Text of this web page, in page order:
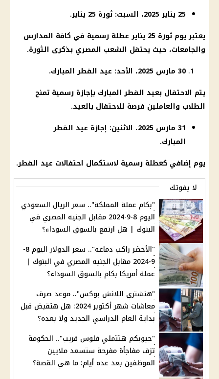
25 يناير 2025، السبت: ثورة 25 يناير.
يعتبر يوم ثورة 25 يناير عطلة رسمية في كافة المدارس
والجامعات، حيث يحتفل الشعب المصري بذكرى الثورة.
30 مارس 2025، الأحد: عيد الفطر المبارك.
يتم الاحتفال بعيد الفطر المبارك بإجازة رسمية تمنح
الطلاب والعاملين فرصة للاحتفال بالعيد.
31 مارس 2025، الاثنين: إجازة عيد الفطر
المبارك.
يوم إضافي كعطلة رسمية لاستكمال احتفالات عيد الفطر.
لا يفوتك
"بكام عملة المملكة".. سعر الريال السعودي
اليوم 8-9-2024 مقابل الجنيه المصري في
البنوك | هل ارتفع بالسوق السوداء؟
"الأخضر راكب دماغه".. سعر الدولار اليوم 8-
9-2024 مقابل الجنيه المصري في البنوك |
عملة أمريكا بكام بالسوق السوداء؟
"هنشتري اللانش بوكس".. موعد صرف
معاشات شهر أكتوبر 2024: هل هتقبض قبل
بداية العام الدراسي الجديد ولا بعده؟
"جيوبكم هتتملي فلوس قريب".. الحكومة
تزف مفاجأة مفرحة ستسعد ملايين
الموظفين بعد عده أيام: ما هي القصة؟